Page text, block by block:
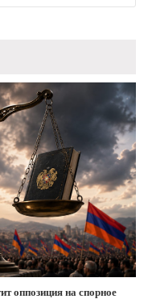
оппозиция на спорное